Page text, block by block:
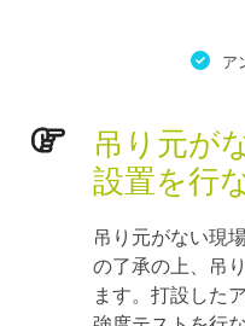
ア
吊り元が
設置を行
吊り元がない現
の了承の上、吊
ます。打設した